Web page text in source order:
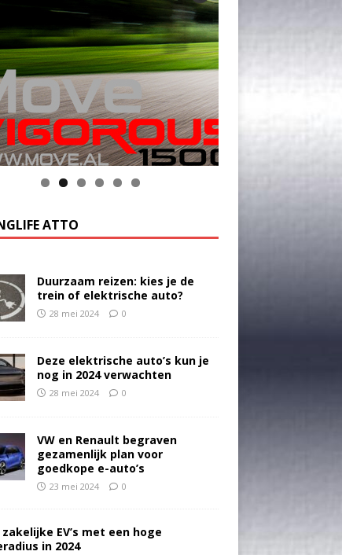
ATTO
Duurzaam reizen: kies je de
trein of elektrische auto?
28 mei 2024 0
Deze elektrische auto’s kun je
nog in 2024 verwachten
28 mei 2024 0
VW en Renault begraven
gezamenlijk plan voor
goedkope e-auto’s
23 mei 2024 0
EV’s met een hoge
in 2024